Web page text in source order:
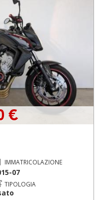
€
IMMATRICOLAZIONE
07
TIPOLOGIA